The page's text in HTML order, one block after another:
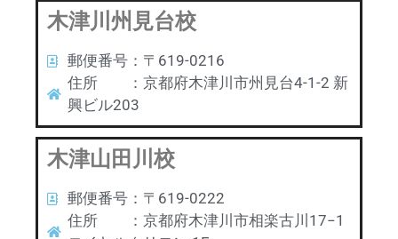
木津川州見台校
郵便番号：〒619-0216
住所 ：京都府木津川市州見台4-1-2 新
興ビル203
木津山田川校
郵便番号：〒619-0222
住所 ：京都府木津川市相楽古川17−1